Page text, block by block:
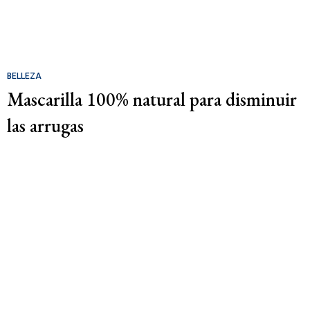
BELLEZA
Mascarilla 100% natural para disminuir
las arrugas